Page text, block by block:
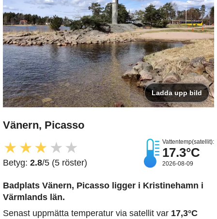
Ladda upp bild
Vänern, Picasso
★ ★★ ★ ★
Betyg: 2.8/5 (5 röster)
Vattentemp(satellit):
17.3°C
2026-08-09
Badplats Vänern, Picasso ligger i Kristinehamn i
Värmlands län.
Senast uppmätta temperatur via satellit var 17,3°C